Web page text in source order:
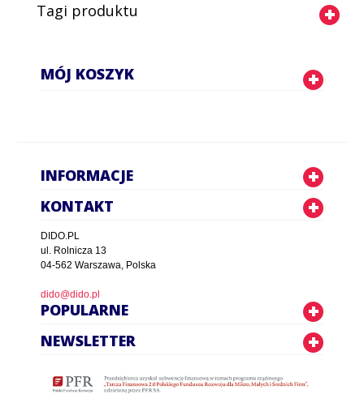
Tagi produktu
MÓJ KOSZYK
INFORMACJE
KONTAKT
DIDO.PL
ul. Rolnicza 13
04-562 Warszawa, Polska
dido@dido.pl
POPULARNE
NEWSLETTER